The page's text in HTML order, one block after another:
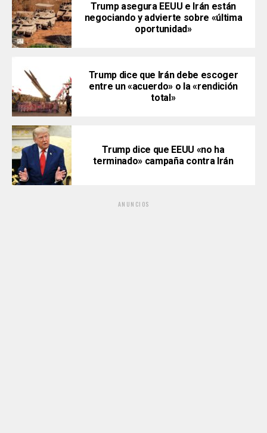
Trump asegura EEUU e Irán están
negociando y advierte sobre «última
oportunidad»
Trump dice que Irán debe escoger
entre un «acuerdo» o la «rendición
total»
Trump dice que EEUU «no ha
terminado» campaña contra Irán
ANUNCIOS